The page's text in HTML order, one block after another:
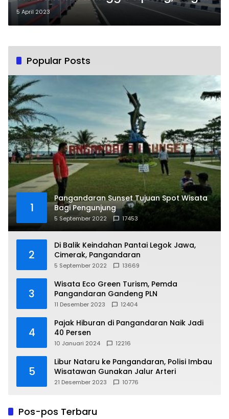
Komentar Ketua Komisi III DPRD
Kabupaten Pangandaran
5 April 2023
Popular Posts
1
Pangandaran Sunset Tujuan Spot Wisata
Bagi Pengunjung
5 September 2022 17453
2
Di Balik Keindahan Pantai Legok Jawa,
Cimerak, Pangandaran
5 September 2022 13669
3
Wisata Eco Green Turism, Pemda
Pangandaran Gandeng PLN
11 Desember 2023 12404
4
Pajak Hiburan di Pangandaran Naik Jadi
40 Persen
10 Januari 2024 12216
5
Libur Nataru ke Pangandaran, Polisi Imbau
Wisatawan Gunakan Jalur Arteri
21 Desember 2023 10776
Pos-pos Terbaru